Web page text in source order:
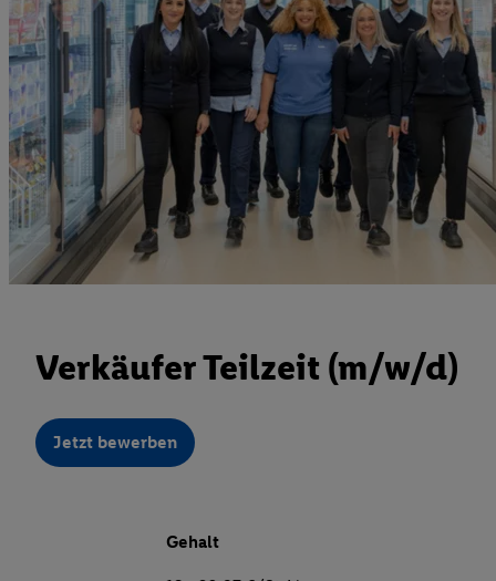
Verkäufer Teilzeit (m/w/d)
Jetzt bewerben
Gehalt